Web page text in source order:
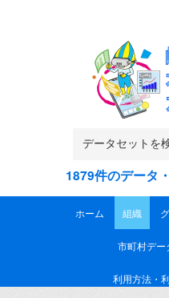
1879件のデータ
ホーム 組織
市町村デー
利用方法・